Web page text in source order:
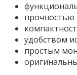
прочностью
удобством
простым